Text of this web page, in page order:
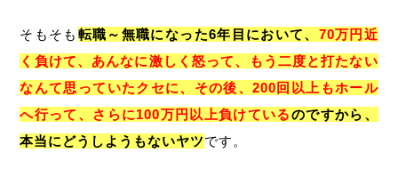
そもそも 転職～無職になった6年目において、 70万円近
く負けて、あんなに激しく怒って、もう二度と打たない
なんて思っていたクセに、その後、200回以上もホール
へ行って、さらに100万円以上負けているのですから、
本当にどうしようもないヤツです。